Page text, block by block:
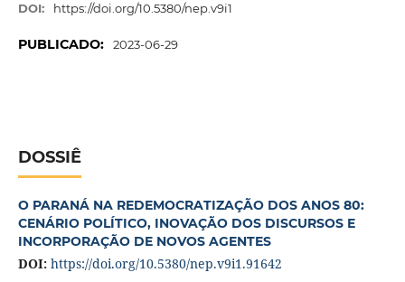
DOI: https://doi.org/10.5380/nep.v9i1
PUBLICADO: 2023-06-29
DOSSIÊ
O PARANÁ NA REDEMOCRATIZAÇÃO DOS ANOS 80:
CENÁRIO POLÍTICO, INOVAÇÃO DOS DISCURSOS E
INCORPORAÇÃO DE NOVOS AGENTES
DOI: https://doi.org/10.5380/nep.v9i1.91642